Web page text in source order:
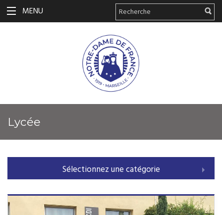
MENU
Lycée
Sélectionnez une catégorie